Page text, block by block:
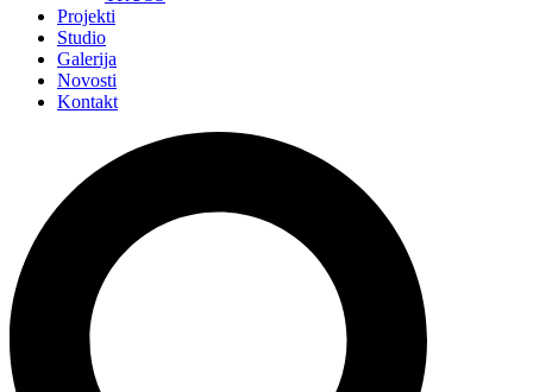
Projekti
Studio
Galerija
Novosti
Kontakt